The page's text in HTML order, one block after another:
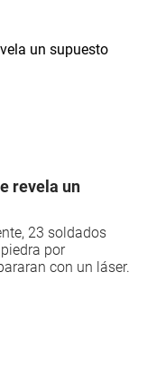
revela un
23 soldados
por
con un láser.